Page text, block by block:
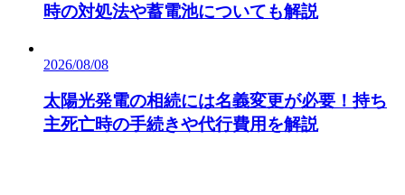
時の対処法や蓄電池についても解説
2026/08/08
太陽光発電の相続には名義変更が必要！持ち
主死亡時の手続きや代行費用を解説